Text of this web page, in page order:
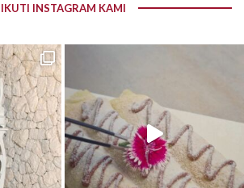
IKUTI INSTAGRAM KAMI